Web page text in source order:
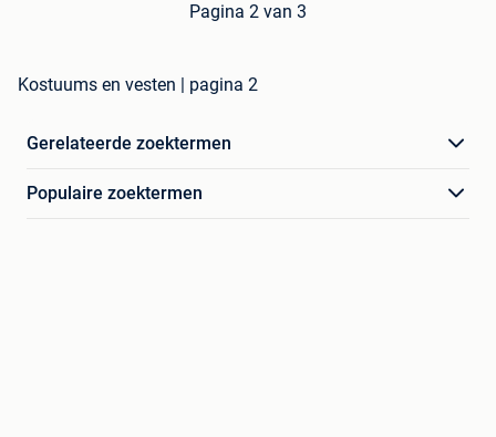
Pagina 2 van 3
Kostuums en vesten | pagina 2
Gerelateerde zoektermen
Populaire zoektermen